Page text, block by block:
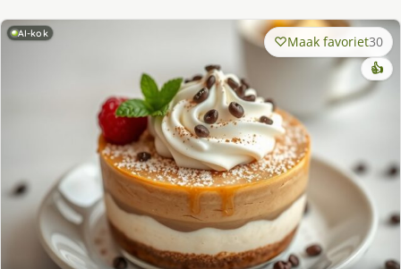
AI-kok Maak favoriet30
👍